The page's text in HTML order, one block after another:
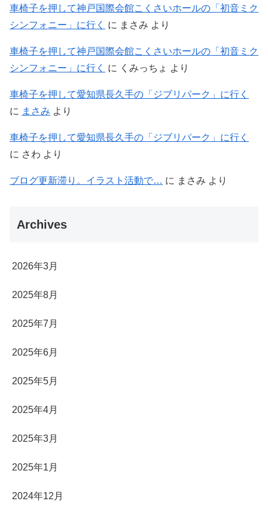
車椅子を押して神戸国際会館こくさいホールの「初音ミク
シンフォニー」に行く
に まさみ より
車椅子を押して神戸国際会館こくさいホールの「初音ミク
シンフォニー」に行く
に くみっちょ より
車椅子を押して愛知県長久手の「ジブリパーク」に行く
に まさみ より
車椅子を押して愛知県長久手の「ジブリパーク」に行く
に さわ より
ブログ更新滞り。イラスト活動で… に まさみ より
Archives
2026年3月
2025年8月
2025年7月
2025年6月
2025年5月
2025年4月
2025年3月
2025年1月
2024年12月